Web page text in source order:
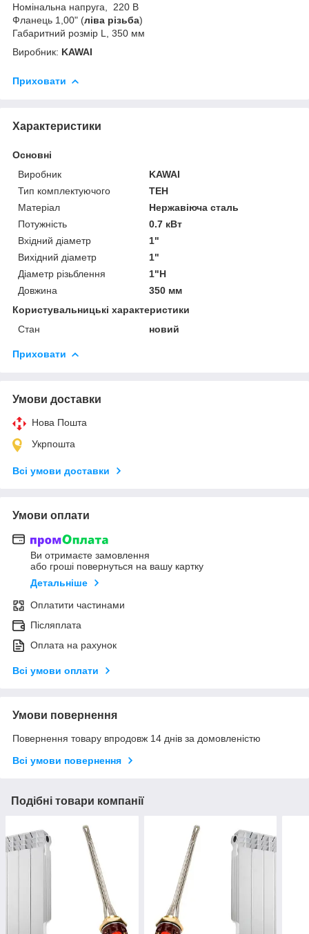
Номінальна напруга, 220 В
Фланець 1,00" (ліва різьба)
Габаритний розмір L, 350 мм
Виробник: KAWAI
Приховати
Характеристики
Основні
Виробник
KAWAI
Тип комплектуючого
ТЕН
Матеріал
Нержавіюча сталь
Потужність
0.7 кВт
Вхідний діаметр
1"
Вихідний діаметр
1"
Діаметр різьблення
1"Н
Довжина
350 мм
Користувальницькі характеристики
Стан
новий
Приховати
Умови доставки
Нова Пошта
Укрпошта
Всі умови доставки
Умови оплати
Ви отримаєте замовлення
або гроші повернуться на вашу картку
Детальніше
Оплатити частинами
Післяплата
Оплата на рахунок
Всі умови оплати
Умови повернення
Повернення товару впродовж 14 днів за домовленістю
Всі умови повернення
Подібні товари компанії